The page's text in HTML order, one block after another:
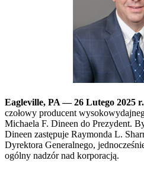
Eagleville, PA — 26 Lutego 2025
czołowy producent
Michaela F. Dineen do Prezydent.
Dineen zastępuje Raymonda L.
Dyrektora Generalnego,
ogólny nadzór nad korporacją.